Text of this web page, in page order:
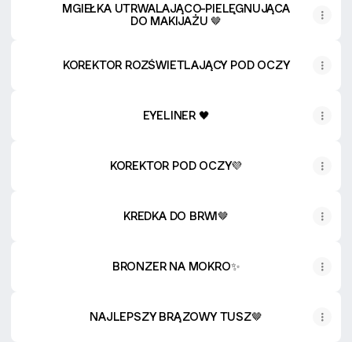
MGIEŁKA UTRWALAJĄCO-PIELĘGNUJĄCA
DO MAKIJAŻU 🤎
KOREKTOR ROZŚWIETLAJĄCY POD OCZY
EYELINER 🖤
KOREKTOR POD OCZY💜
KREDKA DO BRWI🤎
BRONZER NA MOKRO✨
NAJLEPSZY BRĄZOWY TUSZ🤎